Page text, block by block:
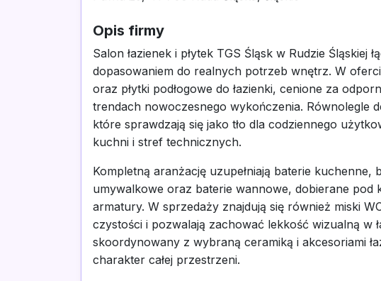
Opis firmy
Salon łazienek i płytek TGS Śląsk w Rudzie Śląskiej
dopasowaniem do realnych potrzeb wnętrz. W
oraz płytki podłogowe do łazienki, cenione za
trendach nowoczesnego wykończenia. Równolegle
które sprawdzają się jako tło dla codziennego
kuchni i stref technicznych.
Kompletną aranżację uzupełniają baterie kuchenne,
umywalkowe oraz baterie wannowe, dobierane pod
armatury. W sprzedaży znajdują się również miski
czystości i pozwalają zachować lekkość wizualną w
skoordynowany z wybraną ceramiką i akcesoriami
charakter całej przestrzeni.